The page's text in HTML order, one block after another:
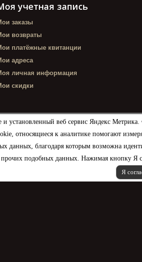
установленный веб сервис Яндекс
относящиеся к аналитике помогают
данных, благодаря которым возможна
подобных данных. Нажимая кнопку Я
Я
учетная запись
заказы
возвраты
платёжные квитанции
адреса
личная информация
скидки